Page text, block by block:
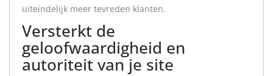
uiteindelijk meer tevreden klanten.
Versterkt de
geloofwaardigheid en
autoriteit van je site